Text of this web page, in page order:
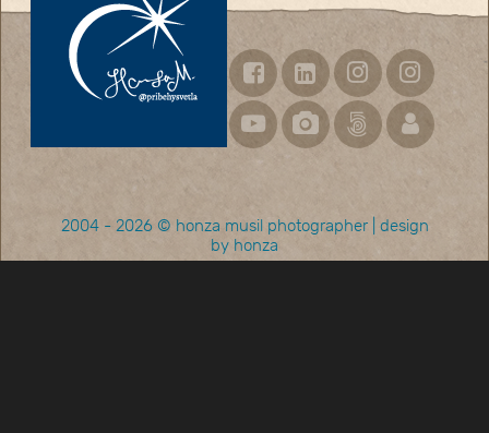
2004 - 2026 © honza musil photographer| design
by honza